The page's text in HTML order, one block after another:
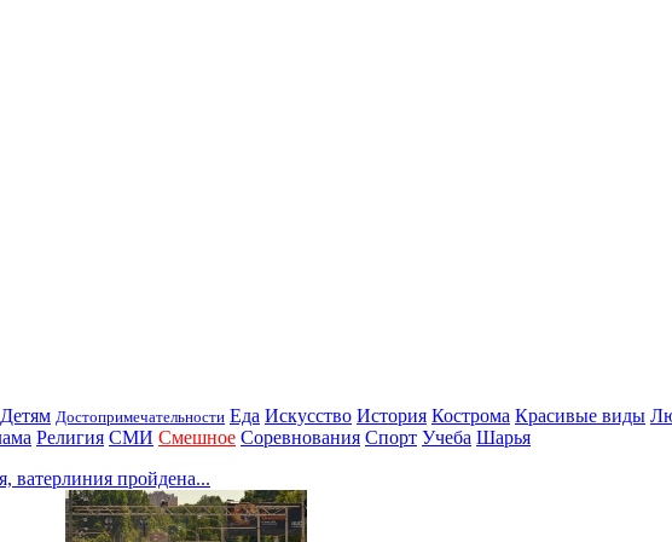
Детям Достопримечательности Еда Искусство История Кострома Красивые виды
Религия СМИ Смешное Соревнования Спорт Учеба Шарья